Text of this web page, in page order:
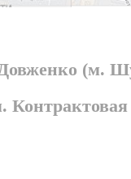
(м.